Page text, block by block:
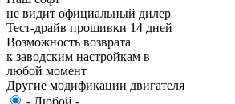
не видит официальный дилер
Тест-драйв прошивки 14 дней
Возможность возврата
к заводским настройкам в
любой момент
Другие модификации двигателя
- Любой -